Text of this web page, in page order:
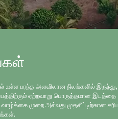
உள்ள பரந்த அளவிலான நிலங்களில்
ஏற்றவாறு பொருத்தமான இடத்தை
வாழ்க்கை முறை அல்லது முதலீட்டிற்கான